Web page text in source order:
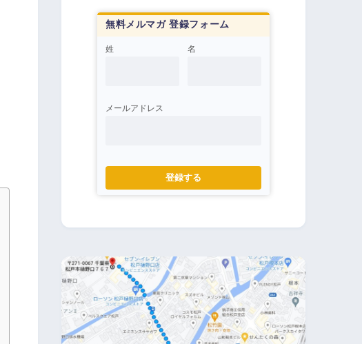
無料メルマガ 登録フォーム
姓 名
メールアドレス
登録する